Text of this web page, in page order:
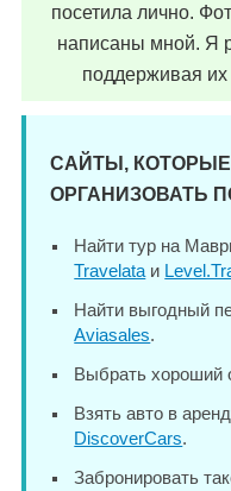
посетила лично.
написаны мной. Я
поддерживая их
САЙТЫ,
ОРГАНИЗОВАТЬ
Найти тур на
Travelata и
Найти выгодный
Aviasales.
Выбрать хороший
Взять авто в
DiscoverCars.
Забронировать